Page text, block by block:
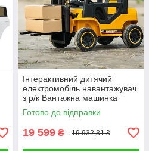
Інтерактивний дитячий
електромобіль навантажувач
з р/к Вантажна машинка
дитині Транспорт для ігор і
їзди на вулиці
Готово до відправки
19 599 ₴ 19 932,31 ₴